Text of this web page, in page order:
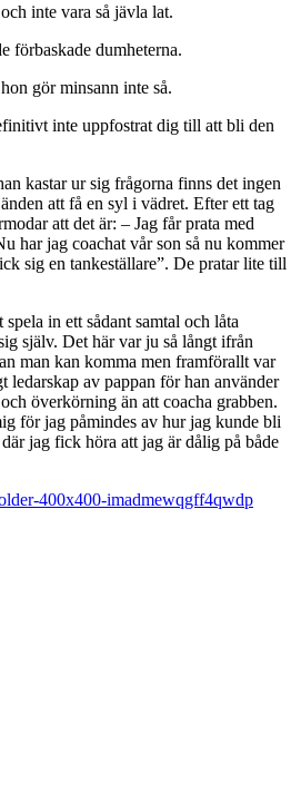
inte vara så jävla lat.
förbaskade dumheterna.
gör minsann inte så.
inte uppfostrat dig till att bli den
kastar ur sig frågorna finns det ingen
att få en syl i vädret. Efter ett tag
att det är: – Jag får prata med
har jag coachat vår son så nu kommer
sig en tankeställare”. De pratar lite till
in ett sådant samtal och låta
själv. Det här var ju så långt ifrån
man kan komma men framförallt var
ledarskap av pappan för han använder
överkörning än att coacha grabben.
för jag påmindes av hur jag kunde bli
jag fick höra att jag är dålig på både